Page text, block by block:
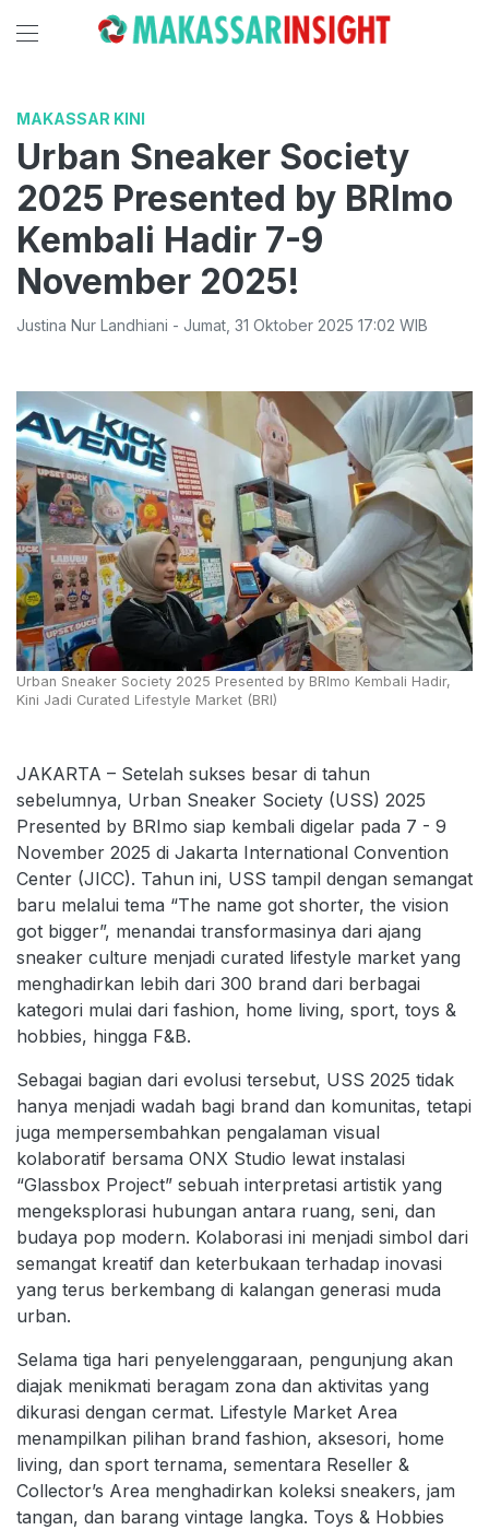
MAKASSAR KINI
Urban Sneaker Society
2025 Presented by BRImo
Kembali Hadir 7-9
November 2025!
Justina Nur Landhiani - Jumat 31 Oktober 2025 17:02 WIB
Urban Sneaker Society 2025 Presented by BRImo Kembali Hadir,
Kini Jadi Curated Lifestyle Market (BRI)
JAKARTA – Setelah sukses besar di tahun
sebelumnya, Urban Sneaker Society (USS) 2025
Presented by BRImo siap kembali digelar pada 7 - 9
November 2025 di Jakarta International Convention
Center (JICC). Tahun ini, USS tampil dengan semangat
baru melalui tema “The name got shorter, the vision
got bigger”, menandai transformasinya dari ajang
sneaker culture menjadi curated lifestyle market yang
menghadirkan lebih dari 300 brand dari berbagai
kategori mulai dari fashion, home living, sport, toys &
hobbies, hingga F&B.
Sebagai bagian dari evolusi tersebut, USS 2025 tidak
hanya menjadi wadah bagi brand dan komunitas, tetapi
juga mempersembahkan pengalaman visual
kolaboratif bersama ONX Studio lewat instalasi
“Glassbox Project” sebuah interpretasi artistik yang
mengeksplorasi hubungan antara ruang, seni, dan
budaya pop modern. Kolaborasi ini menjadi simbol dari
semangat kreatif dan keterbukaan terhadap inovasi
yang terus berkembang di kalangan generasi muda
urban.
Selama tiga hari penyelenggaraan, pengunjung akan
diajak menikmati beragam zona dan aktivitas yang
dikurasi dengan cermat. Lifestyle Market Area
menampilkan pilihan brand fashion, aksesori, home
living, dan sport ternama, sementara Reseller &
Collector’s Area menghadirkan koleksi sneakers, jam
tangan, dan barang vintage langka. Toys & Hobbies